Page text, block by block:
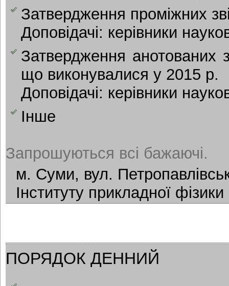
Затвердження проміжних
Доповідачі: керівники
Затвердження анотованих
що виконувалися у 2015 р.
Доповідачі: керівники
Інше
Запрошуються всі бажаючі.
м. Суми, вул.
Інституту прикладної фізики
ПОРЯДОК ДЕННИЙ